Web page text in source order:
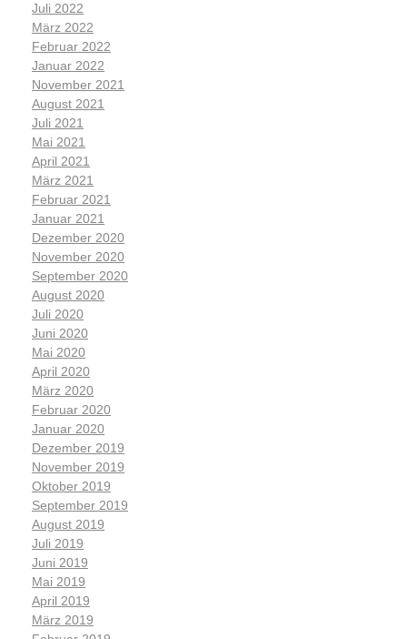
Juli 2022
März 2022
Februar 2022
Januar 2022
November 2021
August 2021
Juli 2021
Mai 2021
April 2021
März 2021
Februar 2021
Januar 2021
Dezember 2020
November 2020
September 2020
August 2020
Juli 2020
Juni 2020
Mai 2020
April 2020
März 2020
Februar 2020
Januar 2020
Dezember 2019
November 2019
Oktober 2019
September 2019
August 2019
Juli 2019
Juni 2019
Mai 2019
April 2019
März 2019